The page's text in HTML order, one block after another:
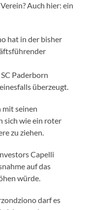
Auch hier: ein
hat in der bisher
Paderborn
überzeugt.
mit seinen
sich wie ein roter
zu ziehen.
Capelli
auf das
würde.
darf es